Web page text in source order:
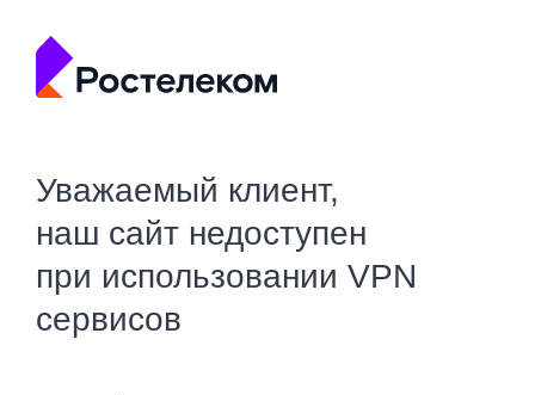
Уважаемый клиент,
наш сайт недоступен
при использовании VPN
сервисов